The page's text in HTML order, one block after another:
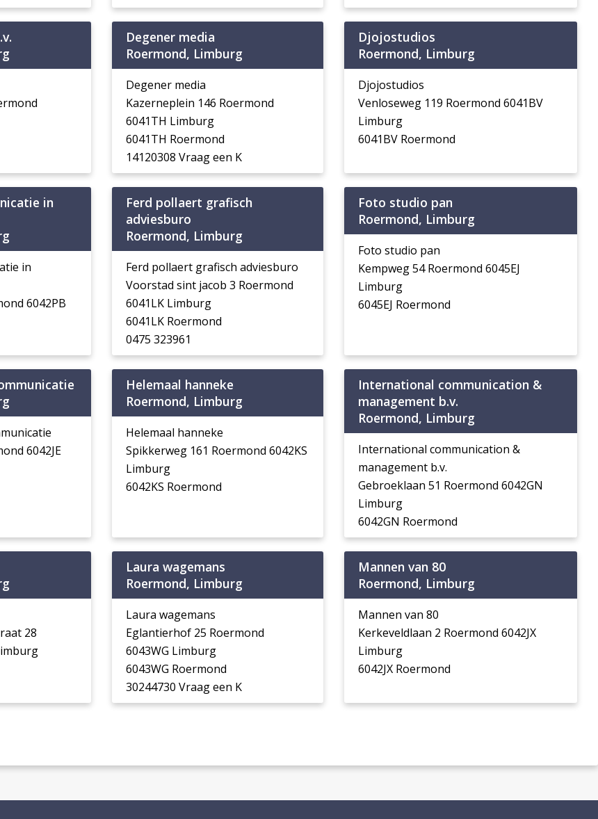
Degener media
Roermond, Limburg
Degener media
Kazerneplein 146 Roermond
6041TH Limburg
6041TH Roermond
14120308 Vraag een K
Djojostudios
Roermond, Limburg
Djojostudios
Venloseweg 119 Roermond 6041BV
Limburg
6041BV Roermond
in
in
6042PB
Ferd pollaert grafisch
adviesburo
Roermond, Limburg
Ferd pollaert grafisch adviesburo
Voorstad sint jacob 3 Roermond
6041LK Limburg
6041LK Roermond
0475 323961
Foto studio pan
Roermond, Limburg
Foto studio pan
Kempweg 54 Roermond 6045EJ
Limburg
6045EJ Roermond
6042JE
Helemaal hanneke
Roermond, Limburg
Helemaal hanneke
Spikkerweg 161 Roermond 6042KS
Limburg
6042KS Roermond
International communication &
management b.v.
Roermond, Limburg
International communication &
management b.v.
Gebroeklaan 51 Roermond 6042GN
Limburg
6042GN Roermond
28
Laura wagemans
Roermond, Limburg
Laura wagemans
Eglantierhof 25 Roermond
6043WG Limburg
6043WG Roermond
30244730 Vraag een K
Mannen van 80
Roermond, Limburg
Mannen van 80
Kerkeveldlaan 2 Roermond 6042JX
Limburg
6042JX Roermond